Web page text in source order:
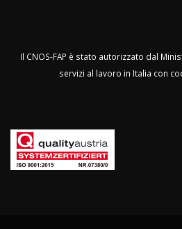
Il CNOS-FAP è stato autorizzato dal
servizi al lavoro in Italia con